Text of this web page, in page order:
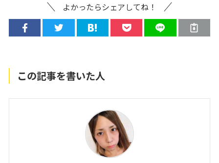
よかったらシェアしてね！
この記事を書いた人